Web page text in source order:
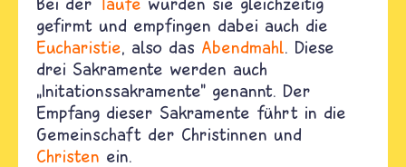
gefirmt und empfingen dabei auch die
Eucharistie, also das Abendmahl. Diese
drei Sakramente werden auch
„Initationssakramente" genannt. Der
Empfang dieser Sakramente führt in die
Gemeinschaft der Christinnen und
Christen ein.